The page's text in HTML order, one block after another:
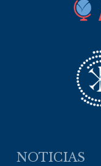
NOTICIAS